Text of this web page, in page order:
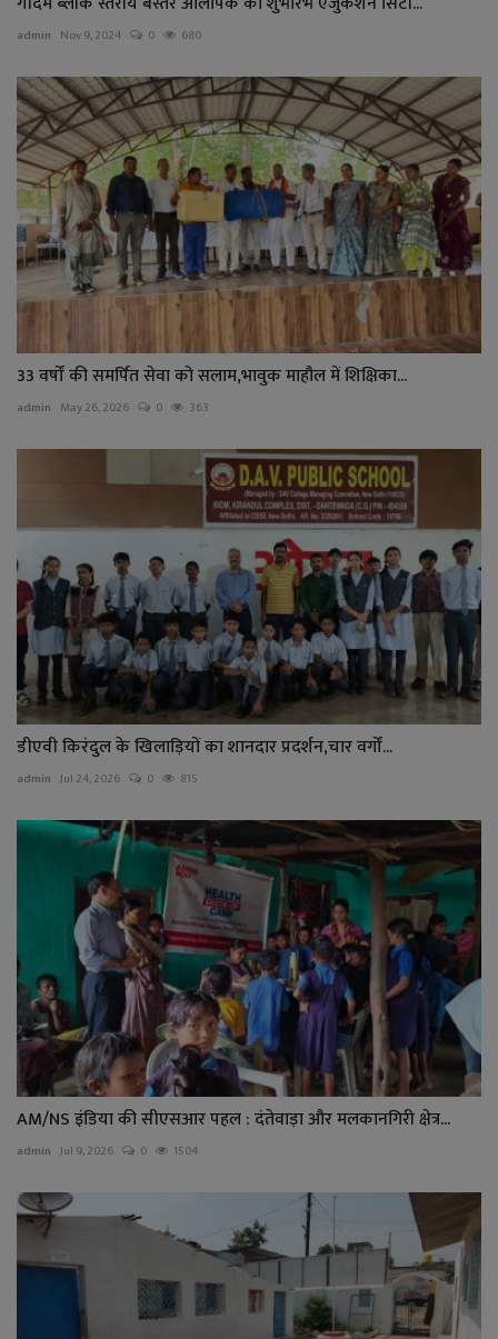
admin Nov 9, 2024 0 680
33 वर्षों की समर्पित सेवा को सलाम,भावुक माहौल में शिक्षिका...
admin May 26, 2026 0 363
डीएवी किरंदुल के खिलाड़ियों का शानदार प्रदर्शन,चार वर्गों...
admin Jul 24, 2026 0 815
AM/NS इंडिया की सीएसआर पहल : दंतेवाड़ा और मलकानगिरी क्षेत्र...
admin Jul 9, 2026 0 1504